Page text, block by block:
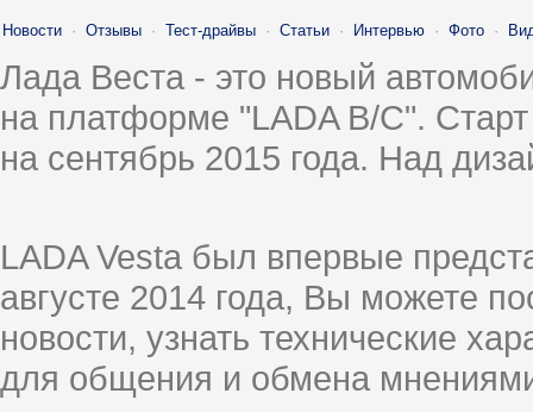
Новости · Отзывы · Тест-драйвы · Статьи · Интервью · Фото ·
Лада Веста - это новый
на платформе "LADA B/C".
на сентябрь 2015 года. Над
LADA Vesta был впервые
августе 2014 года, Вы можете
новости, узнать технические
для общения и обмена